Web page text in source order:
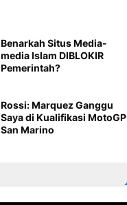
Benarkah Situs Media-
media Islam DIBLOKIR
Pemerintah?
Rossi: Marquez Ganggu
Saya di Kualifikasi MotoGP
San Marino